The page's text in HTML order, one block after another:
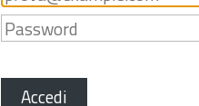
Accedi